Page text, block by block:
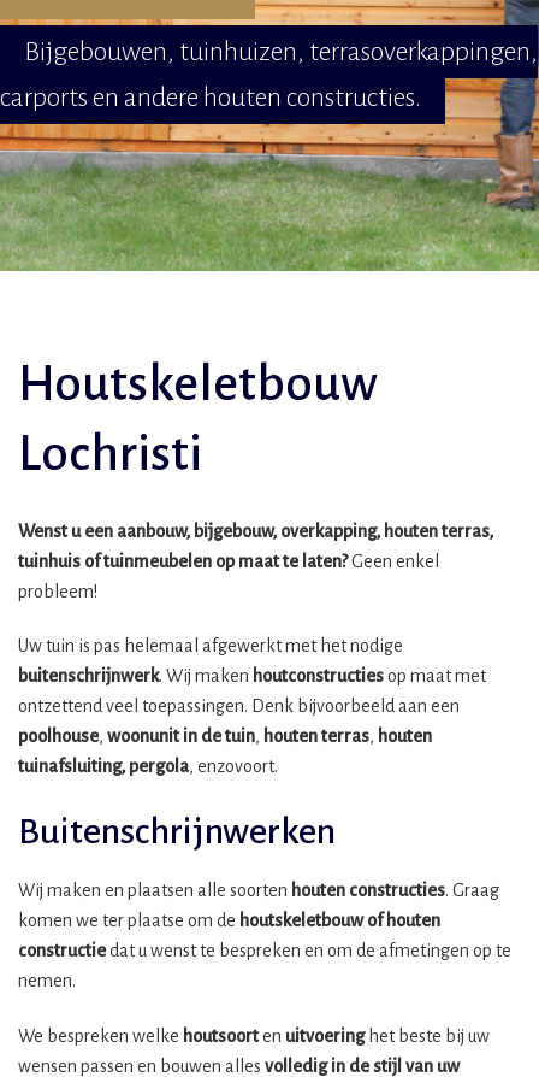
Bijgebouwen, tuinhuizen, terrasoverkappingen,
carports en andere houten constructies.
Houtskeletbouw
Lochristi
Wenst u een aanbouw, bijgebouw, overkapping, houten terras,
tuinhuis of tuinmeubelen op maat te laten?Geen enkel
probleem!
Uw tuin is pas helemaal afgewerkt met het nodige
buitenschrijnwerk. Wij maken houtconstructiesop maat met
ontzettend veel toepassingen. Denk bijvoorbeeld aan een
poolhouse, woonunit in de tuin, houten terras, houten
tuinafsluiting, pergola, enzovoort.
Buitenschrijnwerken
Wij maken en plaatsen alle soorten houten constructies. Graag
komen we ter plaatse om de houtskeletbouw of houten
constructiedat u wenst te bespreken en om de afmetingen op te
nemen.
We bespreken welke houtsoorten uitvoeringhet beste bij uw
wensen passen en bouwen alles volledig in de stijl van uw